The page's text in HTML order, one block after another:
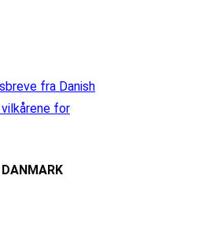
fra Danish
for